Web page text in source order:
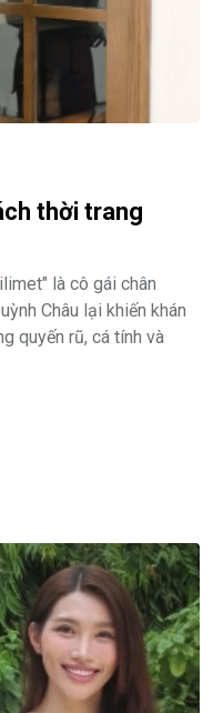
thời trang
là cô gái chân
Châu lại khiến khán
quyến rũ, cá tính và